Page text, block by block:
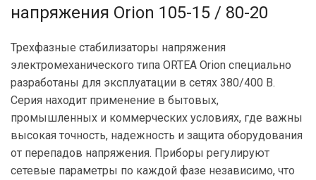
напряжения Orion 105-15 / 80-20
Трехфазные стабилизаторы напряжения
электромеханического типа ORTEA Orion специально
разработаны для эксплуатации в сетях 380/400 В.
Серия находит применение в бытовых,
промышленных и коммерческих условиях, где важны
высокая точность, надежность и защита оборудования
от перепадов напряжения. Приборы регулируют
сетевые параметры по каждой фазе независимо, что